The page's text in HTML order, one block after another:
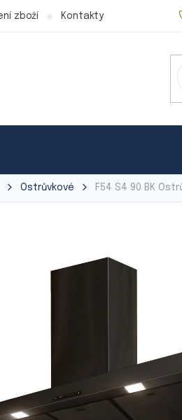
zboží Kontakty
Ostrůvkové F54 S4 90 BK